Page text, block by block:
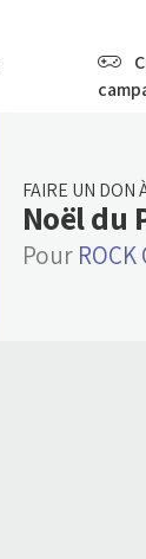
FAIRE UN DON
Noël du
Pour ROCK